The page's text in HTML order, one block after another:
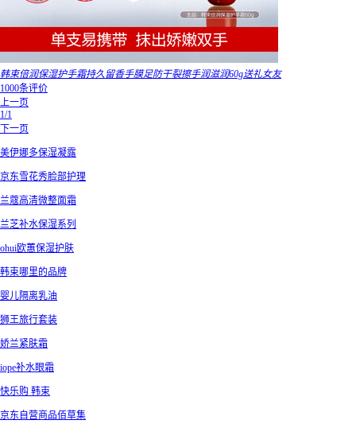
韩束倍润保湿护手霜持久留香手膜足防干裂擦手润滋润60g送礼女友
1000条评价
上一页
1/1
下一页
美伊娜多保湿凝露
京东雪花秀脸部护理
兰蔻高清微整面霜
兰芝补水保湿系列
ohui欧蕙保湿护肤
韩束哪里的品牌
婴儿隔离乳油
狮王旅行套装
娇兰紧肤霜
iope补水眼霜
快乐购 韩束
京东自营商品佰草集